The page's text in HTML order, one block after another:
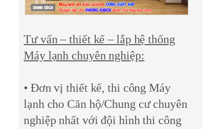
Tư vấn – thiết kế – lắp hệ thống
Máy lạnh chuyên nghiệp:
• Đơn vị thiết kế, thi công Máy
lạnh cho Căn hộ/Chung cư chuyên
nghiệp nhất với đội hình thi công